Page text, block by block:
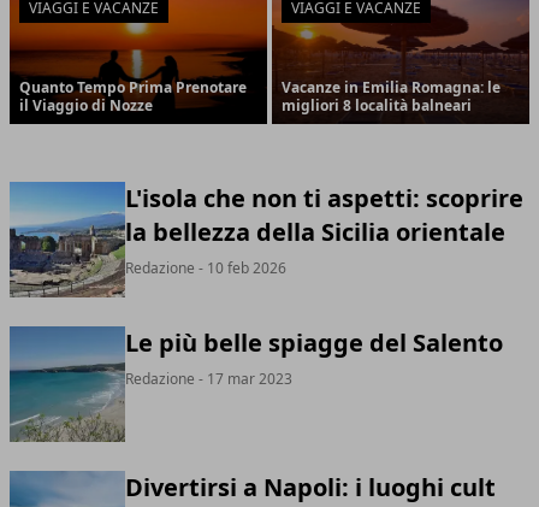
VIAGGI E VACANZE
Quanto Tempo Prima Prenotare
il Viaggio di Nozze
VIAGGI E VACANZE
Vacanze in Emilia Romagna: le
migliori 8 località balneari
L'isola che non ti aspetti: scoprire
la bellezza della Sicilia orientale
Redazione - 10 feb 2026
Le più belle spiagge del Salento
Redazione - 17 mar 2023
Divertirsi a Napoli: i luoghi cult